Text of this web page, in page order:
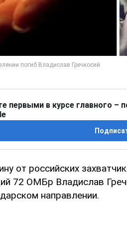
первыми в курсе главного –
от российских
72 ОМБр Владислав
направлении.